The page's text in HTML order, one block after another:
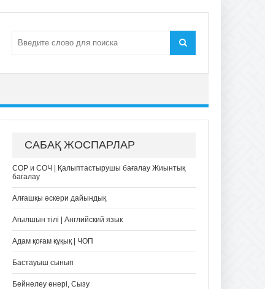
САБАҚ ЖОСПАРЛАР
СОР и СОЧ | Қалыптастырушы бағалау Жиынтық
бағалау
Алғашқы әскери дайындық
Ағылшын тілі | Английский язык
Адам қоғам құқық | ЧОП
Бастауыш сынып
Бейнелеу өнері, Сызу